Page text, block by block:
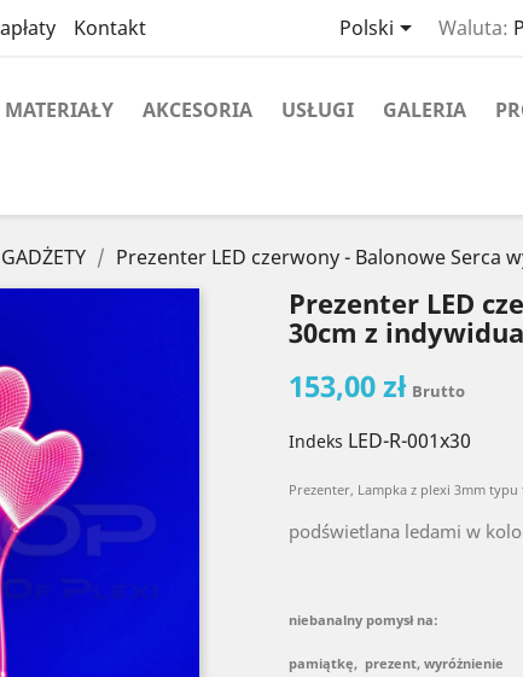
Kontakt Polski Waluta:
MATERIAŁY AKCESORIA USŁUGI GALERIA
Prezenter LED czerwony - Balonowe Serca
Prezenter LED
30cm z
153,00 zł Brutto
Indeks LED-R-001x30
Prezenter, Lampka z plexi 3mm
podświetlana ledami w
niebanalny pomysł na:
pamiątkę, prezent, wyróżnienie